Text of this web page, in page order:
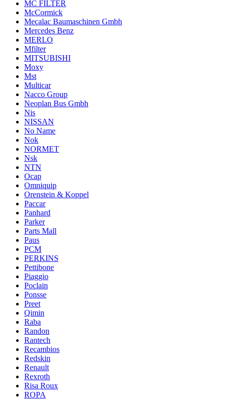
MC FILTER
McCormick
Mecalac Baumaschinen Gmbh
Mercedes Benz
MERLO
Mfilter
MITSUBISHI
Moxy
Mst
Multicar
Nacco Group
Neoplan Bus Gmbh
Nis
NISSAN
No Name
Nok
NORMET
Nsk
NTN
Ocap
Omniquip
Orenstein & Koppel
Paccar
Panhard
Parker
Parts Mall
Paus
PCM
PERKINS
Pettibone
Piaggio
Poclain
Ponsse
Preet
Qimin
Raba
Randon
Rantech
Recambios
Redskin
Renault
Rexroth
Risa Roux
ROPA